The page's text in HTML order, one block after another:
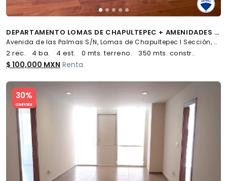
DEPARTAMENTO LOMAS DE CHAPULTEPEC + AMENIDADES + 4 ESTACIONAMIENTOS - (34)
Avenida de las Palmas S/N, Lomas de Chapultepec I Sección, Miguel Hidalgo
2 rec. 4 ba. 4 est. 0 mts. terreno. 350 mts. constr..
$ 100,000 MXN Renta
30%
COMPATIBLE
Slide 1 of 5